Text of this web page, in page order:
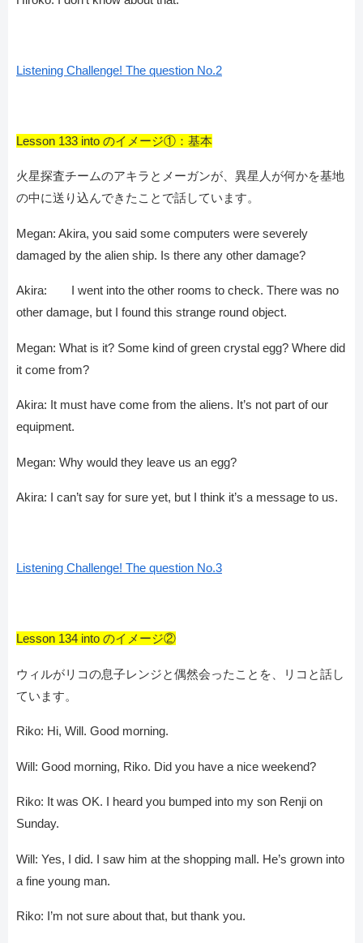
Listening Challenge! The question No.2
Lesson 133 into のイメージ①：基本
火星探査チームのアキラとメーガンが、異星人が何かを基地
の中に送り込んできたことで話しています。
Megan: Akira, you said some computers were severely
damaged by the alien ship. Is there any other damage?
Akira: I went into the other rooms to check. There was no
other damage, but I found this strange round object.
Megan: What is it? Some kind of green crystal egg? Where did
it come from?
Akira: It must have come from the aliens. It’s not part of our
equipment.
Megan: Why would they leave us an egg?
Akira: I can’t say for sure yet, but I think it’s a message to us.
Listening Challenge! The question No.3
Lesson 134 into のイメージ②
ウィルがリコの息子レンジと偶然会ったことを、リコと話し
ています。
Riko: Hi, Will. Good morning.
Will: Good morning, Riko. Did you have a nice weekend?
Riko: It was OK. I heard you bumped into my son Renji on
Sunday.
Will: Yes, I did. I saw him at the shopping mall. He’s grown into
a fine young man.
Riko: I’m not sure about that, but thank you.